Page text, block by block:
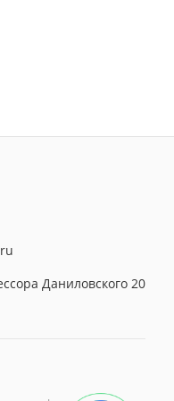
Даниловского 20